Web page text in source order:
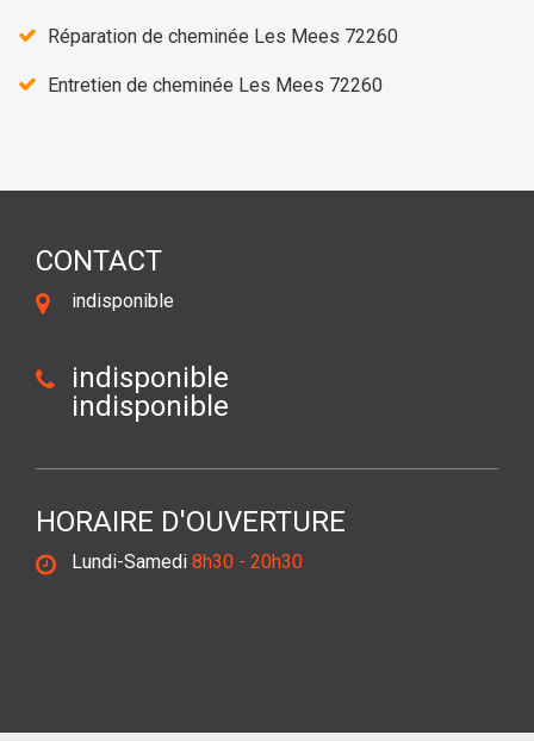
Réparation de cheminée Les Mees 72260
Entretien de cheminée Les Mees 72260
CONTACT
indisponible
indisponible
indisponible
HORAIRE D'OUVERTURE
Lundi-Samedi 8h30 - 20h30